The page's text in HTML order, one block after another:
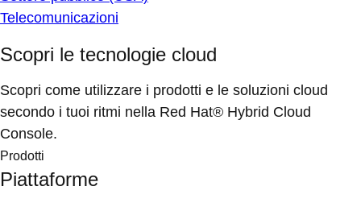
Telecomunicazioni
Scopri le tecnologie cloud
Scopri come utilizzare i prodotti e le soluzioni cloud
secondo i tuoi ritmi nella Red Hat® Hybrid Cloud
Console.
Prodotti
Piattaforme